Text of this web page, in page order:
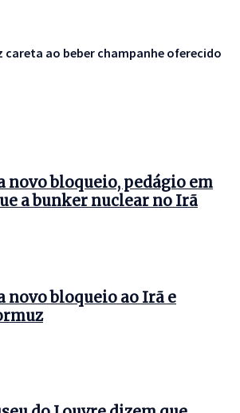
careta ao beber champanhe oferecido
novo bloqueio, pedágio em
a bunker nuclear no Irã
novo bloqueio ao Irã e